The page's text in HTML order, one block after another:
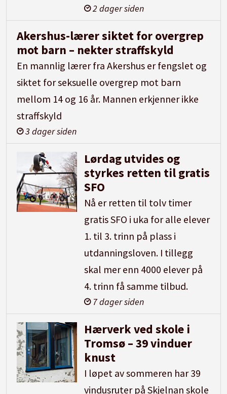
2 dager siden
Akershus-lærer siktet for overgrep
mot barn – nekter straffskyld
En mannlig lærer fra Akershus er fengslet og
siktet for seksuelle overgrep mot barn
mellom 14 og 16 år. Mannen erkjenner ikke
straffskyld
3 dager siden
Lørdag utvides og
styrkes retten til gratis
SFO
Nå er retten til tolv timer
gratis SFO i uka for alle elever
1. til 3. trinn på plass i
utdanningsloven. I tillegg
skal mer enn 4000 elever på
4. trinn få samme tilbud.
7 dager siden
Hærverk ved skole i
Tromsø – 39 vinduer
knust
I løpet av sommeren har 39
vindusruter på Skjelnan skole